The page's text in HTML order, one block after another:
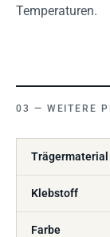
Temperaturen.
WEITERE
Trägermaterial
Klebstoff
Farbe